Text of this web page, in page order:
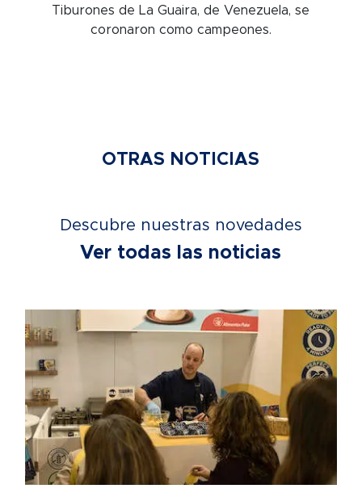
Tiburones de La Guaira, de Venezuela, se
coronaron como campeones.
OTRAS NOTICIAS
Descubre nuestras novedades
Ver todas las noticias